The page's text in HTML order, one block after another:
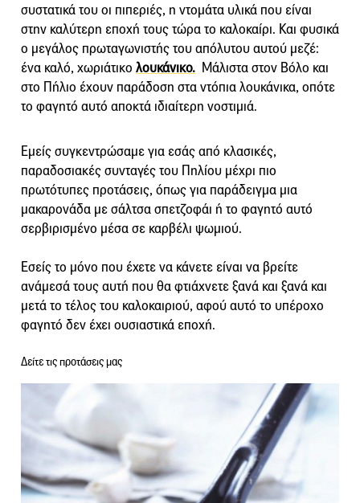
συστατικά του οι πιπεριές, η ντομάτα υλικά που είναι
στην καλύτερη εποχή τους τώρα το καλοκαίρι. Και φυσικά
ο μεγάλος πρωταγωνιστής του απόλυτου αυτού μεζέ:
ένα καλό, χωριάτικο λουκάνικο. Μάλιστα στον Βόλο και
στο Πήλιο έχουν παράδοση στα ντόπια λουκάνικα, οπότε
το φαγητό αυτό αποκτά ιδιαίτερη νοστιμιά.
Εμείς συγκεντρώσαμε για εσάς από κλασικές,
παραδοσιακές συνταγές του Πηλίου μέχρι πιο
πρωτότυπες προτάσεις, όπως για παράδειγμα μια
μακαρονάδα με σάλτσα σπετζοφάι ή το φαγητό αυτό
σερβιρισμένο μέσα σε καρβέλι ψωμιού.
Εσείς το μόνο που έχετε να κάνετε είναι να βρείτε
ανάμεσά τους αυτή που θα φτιάχνετε ξανά και ξανά και
μετά το τέλος του καλοκαιριού, αφού αυτό το υπέροχο
φαγητό δεν έχει ουσιαστικά εποχή.
Δείτε τις προτάσεις μας